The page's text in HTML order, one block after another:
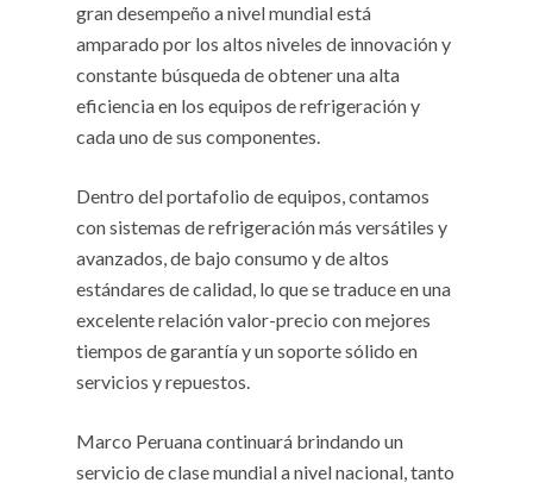
gran desempeño a nivel mundial está
amparado por los altos niveles de innovación y
constante búsqueda de obtener una alta
eficiencia en los equipos de refrigeración y
cada uno de sus componentes.
Dentro del portafolio de equipos, contamos
con sistemas de refrigeración más versátiles y
avanzados, de bajo consumo y de altos
estándares de calidad, lo que se traduce en una
excelente relación valor-precio con mejores
tiempos de garantía y un soporte sólido en
servicios y repuestos.
Marco Peruana continuará brindando un
servicio de clase mundial a nivel nacional, tanto